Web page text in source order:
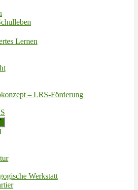
Lernen
– LRS-Förderung
Werkstatt